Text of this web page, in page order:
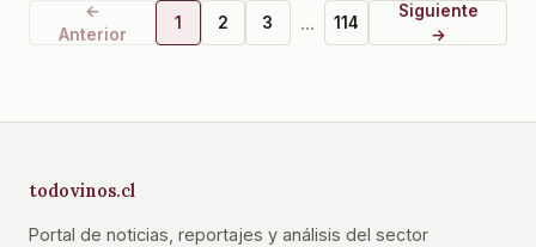
←
Anterior
1 2 3 ... 114
Siguiente
→
todovinos.cl
Portal de noticias, reportajes y análisis del sector